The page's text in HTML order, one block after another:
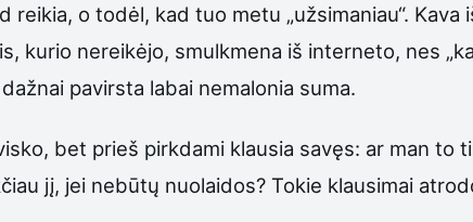
o todėl, kad tuo metu „užsimaniau“. Kava
kurio nereikėjo, smulkmena iš interneto, nes
pavirsta labai nemalonia suma.
bet prieš pirkdami klausia savęs: ar man to
jį, jei nebūtų nuolaidos? Tokie klausimai